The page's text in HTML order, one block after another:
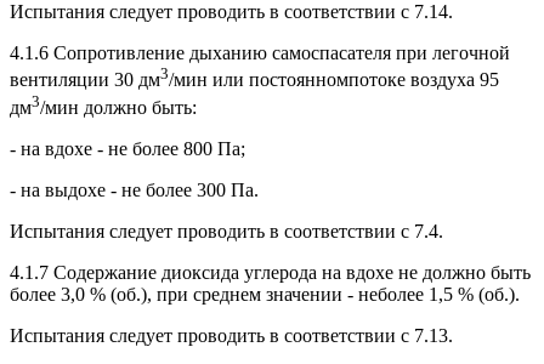
Испытания следует проводить в соответствии с 7.14.
4.1.6 Сопротивление дыханию самоспасателя при легочной
вентиляции 30 дм3/мин или постоянномпотоке воздуха 95
дм3/мин должно быть:
- на вдохе - не более 800 Па;
- на выдохе - не более 300 Па.
Испытания следует проводить в соответствии с 7.4.
4.1.7 Содержание диоксида углерода на вдохе не должно быть
более 3,0 % (об.), при среднем значении - неболее 1,5 % (об.).
Испытания следует проводить в соответствии с 7.13.